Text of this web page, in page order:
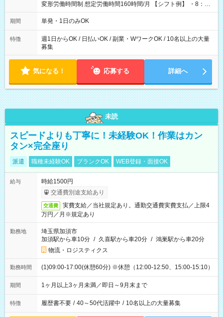
変形労働時間制 想定労働時間160時間/月 【シフト例】 ・8：00
～21：00
期間 単発・1日のみOK
特徴
週1日からOK / 日払いOK / 副業・WワークOK / 10名以上の大量
募集
気になる！ 応募する 詳細へ
未読
スピードよりも丁寧に！未経験OK！作業はカン
タン×完全座り
派遣 職種未経験OK ブランクOK WEB登録・面接OK
給与
時給1500円
交通費別途支給あり
交通費
実費支給／当社規定あり。通勤交通費実費支払／上限4
万円／月※規定あり
勤務地
埼玉県加須市
加須駅から車10分 / 久喜駅から車20分 / 鴻巣駅から車20分
物流・ロジスティクス
勤務時間 (1)09:00-17:00(休憩60分) ※休憩（12:00-12:50、15:00-15:10）
期間 1ヶ月以上3ヶ月未満／即日～9月末まで
特徴 履歴書不要 / 40～50代活躍中 / 10名以上の大量募集